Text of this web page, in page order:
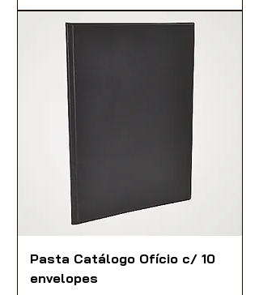
Pasta Catálogo Ofício c/ 10
envelopes